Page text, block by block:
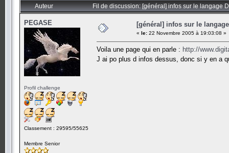
Auteur Fil de discussion: [général] infos sur le langage
PEGASE
Profil challenge
Classement : 29595/55625
Membre Senior
[général] infos sur le
« le: 22 Novembre 2005 à 19:03:08 »
Voila une page qui en parle : http://
J ai po plus d infos dessus, donc si y en a